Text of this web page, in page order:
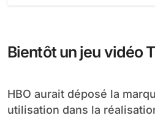
Bientôt un jeu vidéo
HBO aurait déposé la marque pour une
utilisation dans la